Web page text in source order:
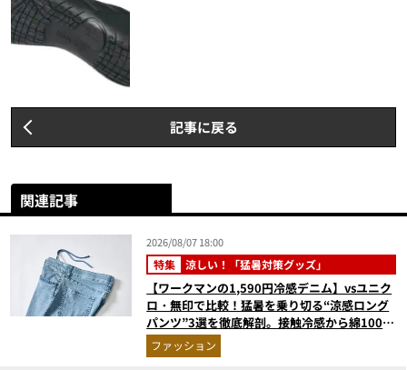
記事に戻る
関連記事
2026/08/07 18:00
特集 涼しい！「猛暑対策グッズ」
【ワークマンの1,590円冷感デニム】vsユニク
ロ・無印で比較！猛暑を乗り切る“涼感ロング
パンツ”3選を徹底解剖。接触冷感から綿100%
まで決定版
ファッション